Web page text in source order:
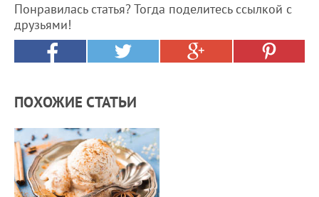
Понравилась статья? Тогда поделитесь ссылкой с
друзьями!
ПОХОЖИЕ СТАТЬИ